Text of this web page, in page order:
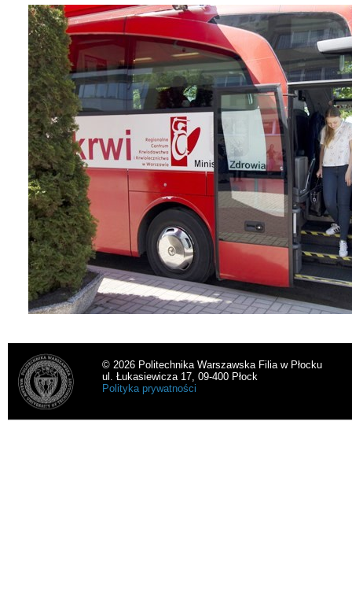
© 2026 Politechnika Warszawska Filia w Płocku
ul. Łukasiewicza 17, 09-400 Płock
Polityka prywatności